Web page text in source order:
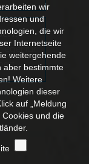
für
wir
und
die wir
Internetseite
weitergehende
aber bestimmte
Weitere
dieser
auf „Meldung
und die